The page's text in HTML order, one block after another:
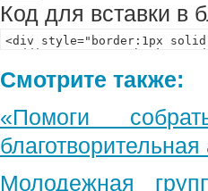
Код для вставки в
Смотрите также:
«Помоги
Молодежная